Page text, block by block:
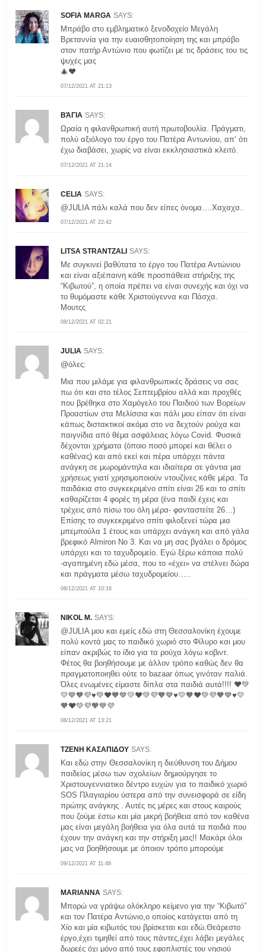
SOFIA MARGA SAYS:
07/12/2021 AT 21:13
Μπράβο στο εμβληματικό ξενοδοχείο Μεγάλη
Βρεταννία για την ευαισθητοποίηση της και μπράβο
στον πατήρ Αντώνιο που φωτίζει με τις δράσεις του τις
ψυχές μας
🎄❤️
ΒΆΓΙΑ SAYS:
07/12/2021 AT 21:14
Ωραία η φιλανθρωπική αυτή πρωτοβουλία. Πράγματι,
πολύ αξιόλογο του έργο του Πατέρα Αντωνίου, απ’ ότι
έχω διαβάσει, χωρίς να είναι εκκλησιαστικά κλειτό.
CELIA SAYS:
07/12/2021 AT 22:42
@JULIA πάλι καλά που δεν είπες όνομα….Χαχαχα..
LITSA STRANTZALI SAYS:
08/12/2021 AT 02:21
Με συγκινεί βαθύτατα το έργο του Πατέρα Αντώνιου
και είναι αξιέπαινη κάθε προσπάθεια στήριξης της
“Κιβωτού”, η οποία πρέπει να είναι συνεχής και όχι να
το θυμόμαστε κάθε Χριστούγεννα και Πάσχα.
Μουτςς
JULIA SAYS:
08/12/2021 AT 10:16
@όλες:
Mια που μιλάμε για φιλανθρωπικές δράσεις να σας
πω ότι και στο τέλος Σεπτεμβρίου αλλά και προχθές
που βρέθηκα στο Χαμόγελο του Παιδιού των Βορείων
Προαστίων στα Μελίσσια και πάλι μου είπαν ότι είναι
κάπως διστακτικοί ακόμα στο να δεχτούν ρούχα και
παιγνίδια από θέμα ασφάλειας λόγω Covid. Φυσικά
δέχονται χρήματα (όποιο ποσό μπορεί και θέλει ο
καθένας) και από εκεί και πέρα υπάρχει πάντα
ανάγκη σε μωρομάντηλα και ιδιαίτερα σε γάντια μια
χρήσεως γιατί χρησιμοποιούν ντουζίνες κάθε μέρα. Τα
παιδάκια στο συγκεκριμένο σπίτι είναι 26 και το σπίτι
καθαρίζεται 4 φορές τη μέρα (ένα παιδί έχεις και
τρέχεις από πίσω του όλη μέρα- φανταστείτε 26…)
Επίσης το συγκεκριμένο σπίτι φιλοξενεί τώρα μια
μπεμπούλα 1 έτους και υπάρχει ανάγκη και από γάλα
βρεφικό Almiron No 3. Και να μη σας βγάλει ο δρόμος
υπάρχει και το ταχυδρομείο. Εγώ ξέρω κάποια πολύ
-αγαπημένη εδώ μέσα, που το «έχει» να στέλνει δώρα
και πράγματα μέσω ταχυδρομείου…..
NIKOL M. SAYS:
08/12/2021 AT 13:21
@JULIA μου και εμείς εδώ στη Θεσσαλονίκη έχουμε
πολύ κοντά μας το παιδικό χωριό στο Φίλυρο και μου
είπαν ακριβώς το ίδιο για τα ρούχα λόγω κοβιντ.
Φέτος θα βοηθήσουμε με άλλον τρόπο καθώς δεν θα
πραγματοποιηθει ούτε το bazaar όπως γινόταν παλιά.
Όλες ενωμένες είμαστε δίπλα στα παιδιά αυτά!!!! ❤️💚
💛💙🧡💜♥️💚❤️🧡💙💛❤️💚💜🧡💙♥️💛🧡❤️💚💜🧡💙♥️💛
🧡❤️💚💜🧡💙💜
ΤΖΕΝΗ ΚΑΣΑΠΙΔΟΥ SAYS:
09/12/2021 AT 11:48
Και εδώ στην Θεσσαλονίκη η διεύθυνση του Δήμου
παιδείας μέσω των σχολείων δημιούργησε το
Χριστουγεννιατικο δέντρο ευχών για το παιδικό χωριό
SOS Πλαγιαρίου ύστερα από την συνεισφορά σε είδη
πρώτης ανάγκης . Αυτές τις μέρες και στους καιρούς
που ζούμε έστω και μία μικρή βοήθεια από τον καθένα
μας είναι μεγάλη βοήθεια για όλα αυτά τα παιδιά που
έχουν την ανάγκη και την στήριξη μας!! Μακάρι όλοι
μας να βοηθήσουμε με όποιον τρόπο μπορούμε
MARIANNA SAYS:
Μπορώ να γράψω ολόκληρο κείμενο για την “Κιβωτό”
και τον Πατέρα Αντώνιο,ο οποίος κατάγεται από τη
Χίο και μία κιβωτός του βρίσκεται και εδώ.Θεάρεστο
έργο,έχει τιμηθεί από τους πάντες,έχει λάβει μεγάλες
δωρεές όχι μόνο από τους εφοπλιστές του νησιού